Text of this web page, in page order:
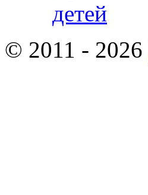
детей
© 2011 - 2026